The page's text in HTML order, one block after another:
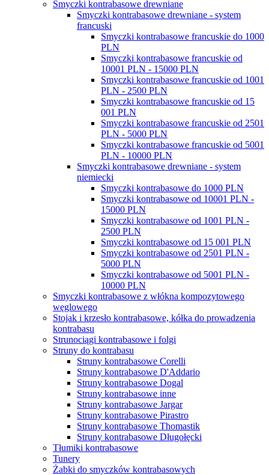
Smyczki kontrabasowe drewniane
Smyczki kontrabasowe drewniane - system
francuski
Smyczki kontrabasowe francuskie do 1000
PLN
Smyczki kontrabasowe francuskie od
10001 PLN - 15000 PLN
Smyczki kontrabasowe francuskie od 1001
PLN - 2500 PLN
Smyczki kontrabasowe francuskie od 15
001 PLN
Smyczki kontrabasowe francuskie od 2501
PLN - 5000 PLN
Smyczki kontrabasowe francuskie od 5001
PLN - 10000 PLN
Smyczki kontrabasowe drewniane - system
niemiecki
Smyczki kontrabasowe do 1000 PLN
Smyczki kontrabasowe od 10001 PLN -
15000 PLN
Smyczki kontrabasowe od 1001 PLN -
2500 PLN
Smyczki kontrabasowe od 15 001 PLN
Smyczki kontrabasowe od 2501 PLN -
5000 PLN
Smyczki kontrabasowe od 5001 PLN -
10000 PLN
Smyczki kontrabasowe z włókna kompozytowego
węglowego
Stojak i krzesło kontrabasowe, kółka do prowadzenia
kontrabasu
Strunociągi kontrabasowe i folgi
Struny do kontrabasu
Struny kontrabasowe Corelli
Struny kontrabasowe D'Addario
Struny kontrabasowe Dogal
Struny kontrabasowe inne
Struny kontrabasowe Jargar
Struny kontrabasowe Pirastro
Struny kontrabasowe Thomastik
Struny kontrabasowe Długołęcki
Tłumiki kontrabasowe
Tunery
Żabki do smyczków kontrabasowych